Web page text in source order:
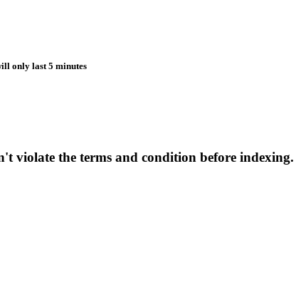
only last 5 minutes
violate the terms and condition before indexing.